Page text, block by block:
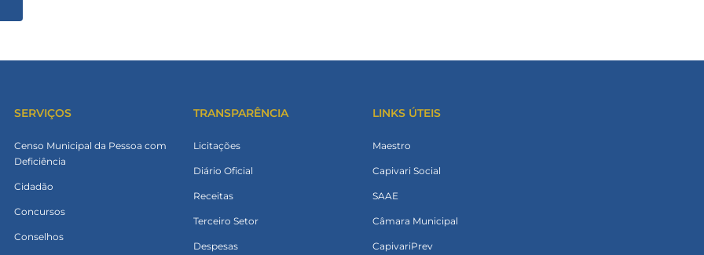
SERVIÇOS
Censo Municipal da Pessoa com
Deficiência
Cidadão
Concursos
Conselhos
TRANSPARÊNCIA
Licitações
Diário Oficial
Receitas
Terceiro Setor
Despesas
LINKS ÚTEIS
Maestro
Capivari Social
SAAE
Câmara Municipal
CapivariPrev